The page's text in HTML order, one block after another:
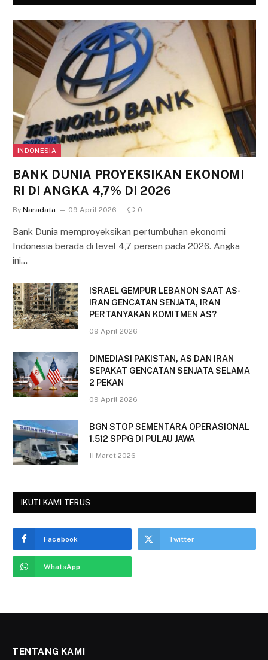
INDONESIA
BANK DUNIA PROYEKSIKAN EKONOMI
RI DI ANGKA 4,7% DI 2026
By Naradata 09 April 2026 0
Bank Dunia memproyeksikan pertumbuhan ekonomi
Indonesia berada di level 4,7 persen pada 2026. Angka
ini…
ISRAEL GEMPUR LEBANON SAAT AS-
IRAN GENCATAN SENJATA, IRAN
PERTANYAKAN KOMITMEN AS?
09 April 2026
DIMEDIASI PAKISTAN, AS DAN IRAN
SEPAKAT GENCATAN SENJATA SELAMA
2 PEKAN
09 April 2026
BGN STOP SEMENTARA OPERASIONAL
1.512 SPPG DI PULAU JAWA
11 Maret 2026
IKUTI KAMI TERUS
Facebook Twitter
WhatsApp
TENTANG KAMI